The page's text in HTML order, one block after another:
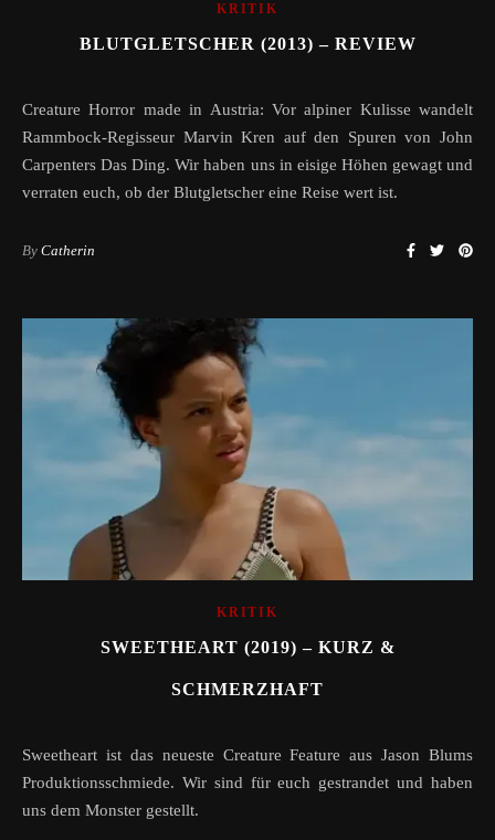
KRITIK
BLUTGLETSCHER (2013) – REVIEW
Creature Horror made in Austria: Vor alpiner Kulisse wandelt
Rammbock-Regisseur Marvin Kren auf den Spuren von John
Carpenters Das Ding. Wir haben uns in eisige Höhen gewagt und
verraten euch, ob der Blutgletscher eine Reise wert ist.
By Catherin
KRITIK
SWEETHEART (2019) – KURZ &
SCHMERZHAFT
Sweetheart ist das neueste Creature Feature aus Jason Blums
Produktionsschmiede. Wir sind für euch gestrandet und haben
uns dem Monster gestellt.